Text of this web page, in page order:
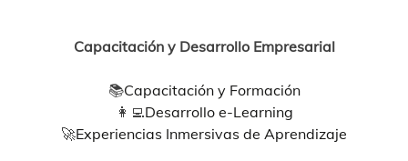
Capacitación y Desarrollo Empresarial
📚Capacitación y Formación
👩‍💻Desarrollo e-Learning
🚀Experiencias Inmersivas de Aprendizaje